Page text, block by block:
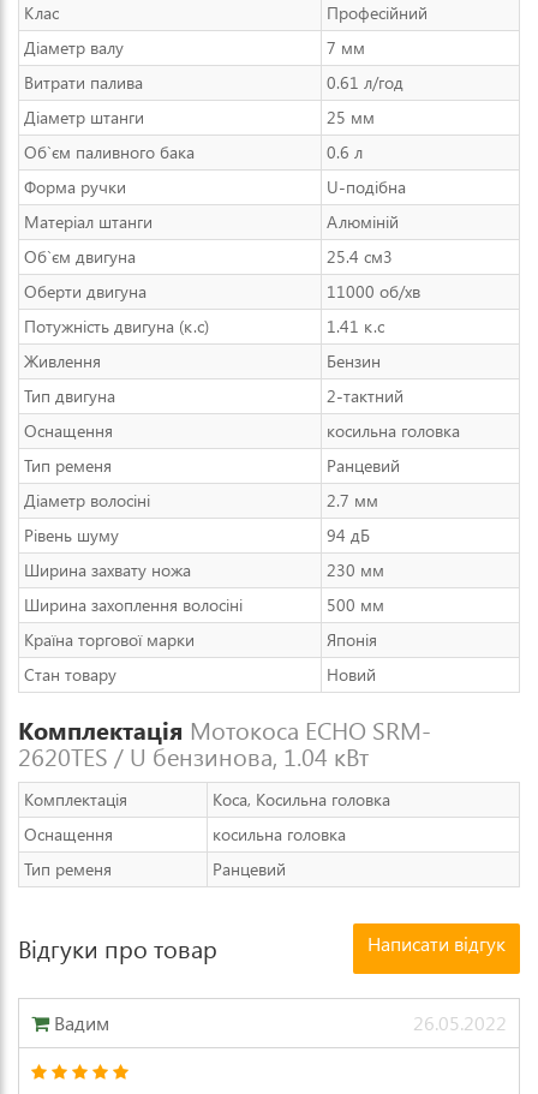
Клас
Професійний
Діаметр валу
7 мм
Витрати палива
0.61 л/год
Діаметр штанги
25 мм
Об`єм паливного бака
0.6 л
Форма ручки
U-подібна
Матеріал штанги
Алюміній
Об`єм двигуна
25.4 см3
Оберти двигуна
11000 об/хв
Потужність двигуна (к.с)
1.41 к.с
Живлення
Бензин
Тип двигуна
2-тактний
Оснащення
косильна головка
Тип ременя
Ранцевий
Діаметр волосіні
2.7 мм
Рівень шуму
94 дБ
Ширина захвату ножа
230 мм
Ширина захоплення волосіні
500 мм
Країна торгової марки
Японія
Стан товару
Новий
Комплектація Мотокоса ECHO SRM-
2620TES / U бензинова, 1.04 кВт
Комплектація
Коса, Косильна головка
Оснащення
косильна головка
Тип ременя
Ранцевий
Відгуки про товар Написати відгук
Вадим 26.05.2022